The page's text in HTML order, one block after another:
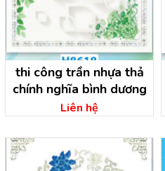
thi công trần nhựa thả
chính nghĩa bình dương
Liên hệ